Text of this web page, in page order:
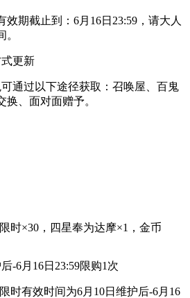
期截止到：6月16日23:59，请大人
更新
通过以下途径获取：召唤屋、百鬼
、面对面赠予。
时×30，四星奉为达摩×1，金币
-6月16日23:59限购1次
时有效时间为6月10日维护后-6月16